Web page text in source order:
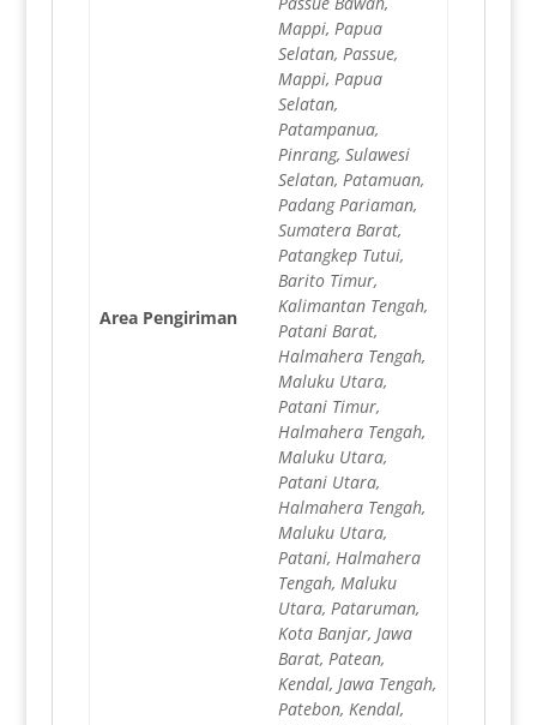
Area Pengiriman
Mappi, Papua
Selatan, Passue,
Mappi, Papua
Selatan,
Patampanua,
Pinrang, Sulawesi
Selatan, Patamuan,
Padang Pariaman,
Sumatera Barat,
Patangkep Tutui,
Barito Timur,
Kalimantan Tengah,
Patani Barat,
Halmahera Tengah,
Maluku Utara,
Patani Timur,
Halmahera Tengah,
Maluku Utara,
Patani Utara,
Halmahera Tengah,
Maluku Utara,
Patani, Halmahera
Tengah, Maluku
Utara, Pataruman,
Kota Banjar, Jawa
Barat, Patean,
Kendal, Jawa Tengah,
Patebon, Kendal,